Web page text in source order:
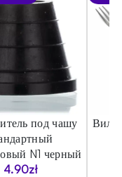
под чашу
N1 черный
4.90zł